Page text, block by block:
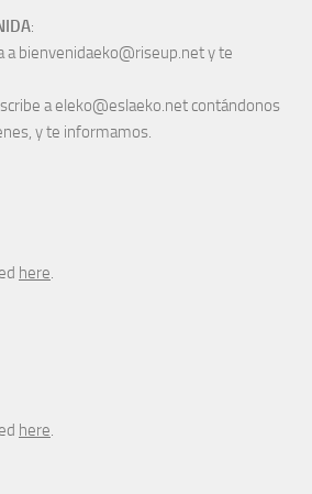
:
a bienvenidaeko@riseup.net y te
a eleko@eslaeko.net contándonos
y te informamos.
here.
here.